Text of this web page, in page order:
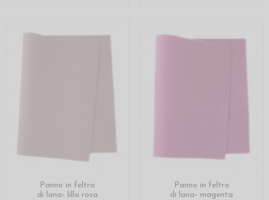
Panno in feltro
di lana- lilla rosa
Panno in feltro
di lana- magenta